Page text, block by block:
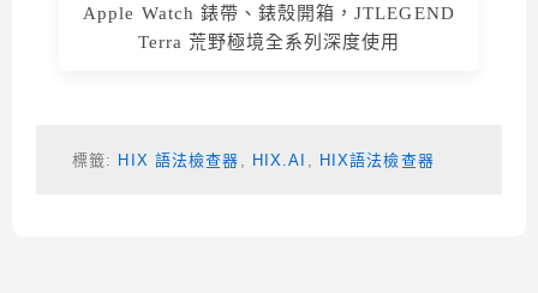
Apple Watch 錶帶、錶殼開箱，JTLEGEND
Terra 荒野極境全系列深度使用
標籤: HIX 語法檢查器 , HIX.AI , HIX語法檢查器